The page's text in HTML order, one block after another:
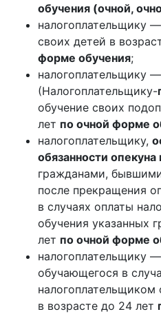
обучения (очной,
налогоплательщику —
своих детей в
форме обучения;
налогоплательщику —
(Налогоплательщику-
обучение своих
лет по очной форме
налогоплательщику,
обязанности
гражданами,
после прекращения
в случаях оплаты
обучения указанных
лет по очной форме
налогоплательщику —
обучающегося в
налогоплательщиком
в возрасте до 24 лет